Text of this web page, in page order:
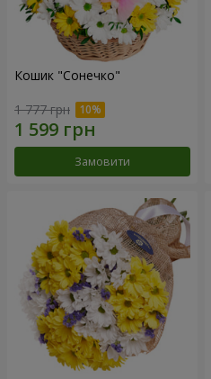
Кошик "Сонечко"
1 777 грн
Замовити